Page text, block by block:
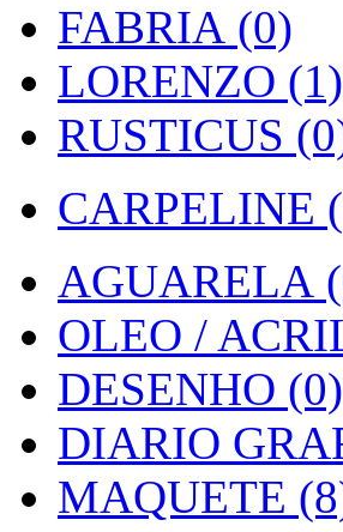
FABRIA (0)
LORENZO (1)
RUSTICUS
CARPELINE
AGUARELA
OLEO /
DESENHO (0)
DIARIO
MAQUETE